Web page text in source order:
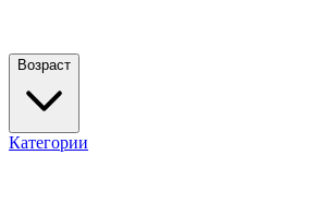
Возраст
Категории